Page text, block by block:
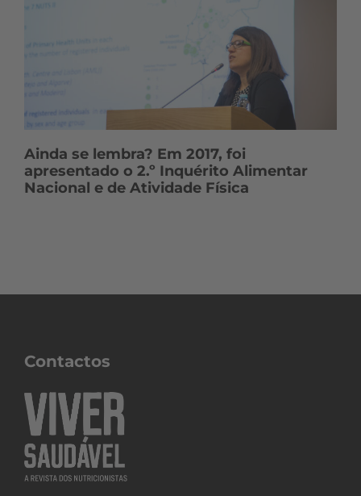
Ainda se lembra? Em 2017, foi
apresentado o 2.º Inquérito Alimentar
Nacional e de Atividade Física
Contactos